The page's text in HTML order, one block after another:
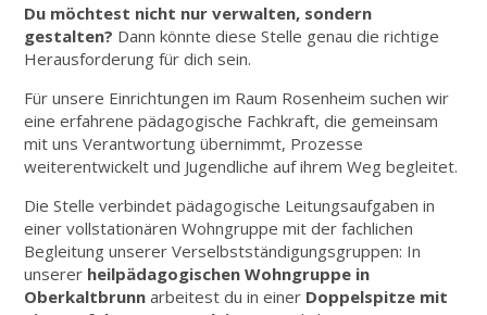
Du möchtest nicht nur verwalten, sondern
gestalten? Dann könnte diese Stelle genau die richtige
Herausforderung für dich sein.
Für unsere Einrichtungen im Raum Rosenheim suchen wir
eine erfahrene pädagogische Fachkraft, die gemeinsam
mit uns Verantwortung übernimmt, Prozesse
weiterentwickelt und Jugendliche auf ihrem Weg begleitet.
Die Stelle verbindet pädagogische Leitungsaufgaben in
einer vollstationären Wohngruppe mit der fachlichen
Begleitung unserer Verselbstständigungsgruppen: In
unserer heilpädagogischen Wohngruppe in
Oberkaltbrunn arbeitest du in einer Doppelspitze mit